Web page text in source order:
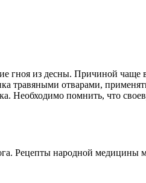
гноя из десны. Причиной чаще
травяными отварами,
Необходимо помнить, что
Рецепты народной медицины